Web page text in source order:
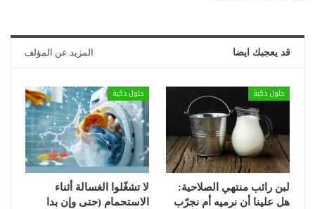
قد يعجبك ايضا المزيد عن المؤلف
حلول ذكية
لبن رائب منتهي الصلاحية:
هل علينا أن نرميه أم نجرّب
حلول ذكية
لا تشغّلوا الغسالة أثناء
الاستحمام (حتى وإن بدا